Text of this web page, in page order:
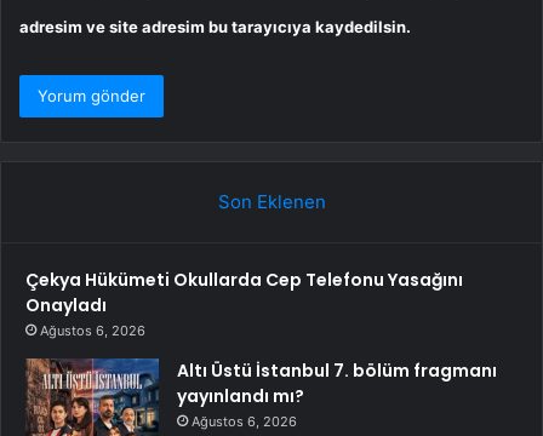
adresim ve site adresim bu tarayıcıya kaydedilsin.
Son Eklenen
Çekya Hükümeti Okullarda Cep Telefonu Yasağını
Onayladı
Ağustos 6, 2026
Altı Üstü İstanbul 7. bölüm fragmanı
yayınlandı mı?
Ağustos 6, 2026